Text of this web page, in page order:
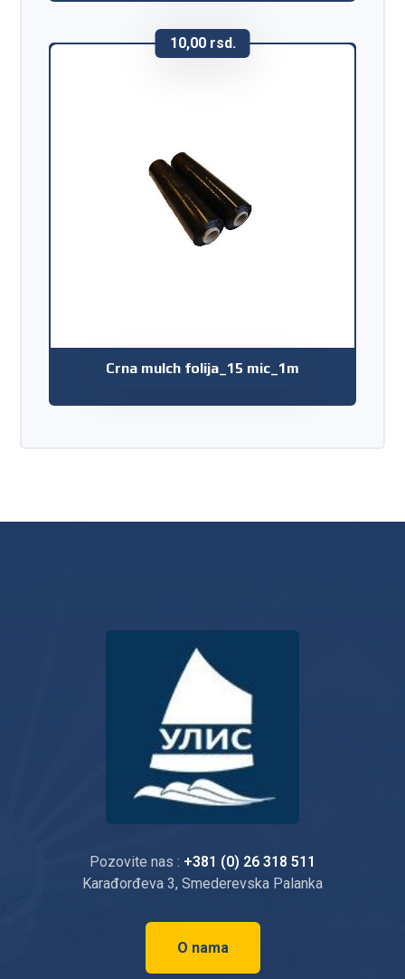
Crna mulch folija_15 mic_1m
10,00 rsd.
Pozovite nas : +381 (0) 26 318 511
Karađorđeva 3, Smederevska Palanka
O nama